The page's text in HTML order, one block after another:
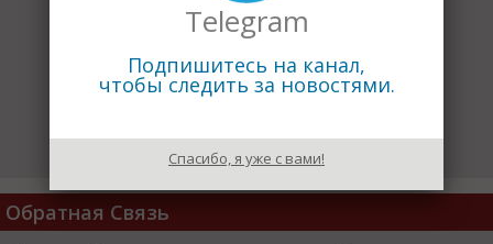
Обратная Связь
Telegram
Подпишитесь на канал,
чтобы следить за новостями.
Спасибо, я уже с вами!